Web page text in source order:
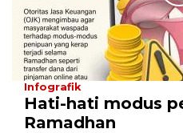
Infografik
Hati-hati modus
Ramadhan